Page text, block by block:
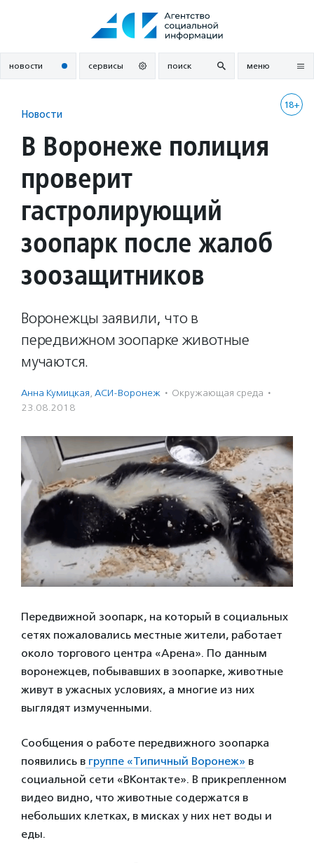
новости сервисы поиск меню
18+
Новости
В Воронеже полиция
проверит
гастролирующий
зоопарк после жалоб
зоозащитников
Воронежцы заявили, что в
передвижном зоопарке животные
мучаются.
Анна Кумицкая, АСИ-Воронеж · Окружающая среда ·
23.08.2018
Передвижной зоопарк, на который в социальных
сетях пожаловались местные жители, работает
около торгового центра «Арена». По данным
воронежцев, побывавших в зоопарке, животные
живут в ужасных условиях, а многие из них
выглядят измученными.
Сообщения о работе передвижного зоопарка
появились в группе «Типичный Воронеж» в
социальной сети «ВКонтакте». В прикрепленном
видео видно, что животные содержатся в
небольших клетках, в мисках у них нет воды и
еды.